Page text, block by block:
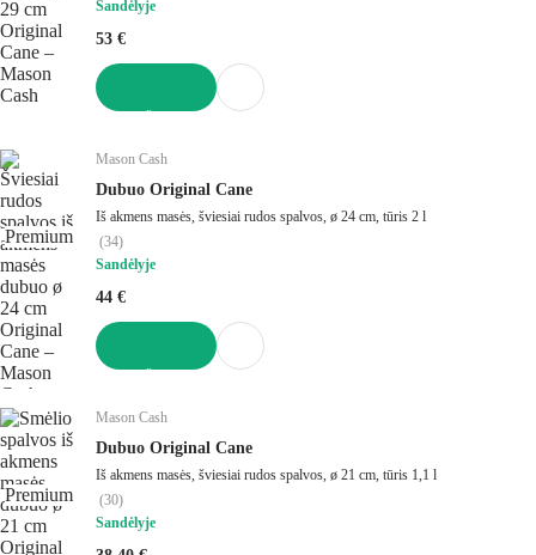
Sandėlyje
53 €
Premium
Mason Cash
Dubuo Original Cane
Iš akmens masės, šviesiai rudos spalvos, ø 24 cm, tūris 2 l
(34)
Sandėlyje
44 €
Premium
Mason Cash
Dubuo Original Cane
Iš akmens masės, šviesiai rudos spalvos, ø 21 cm, tūris 1,1 l
(30)
Sandėlyje